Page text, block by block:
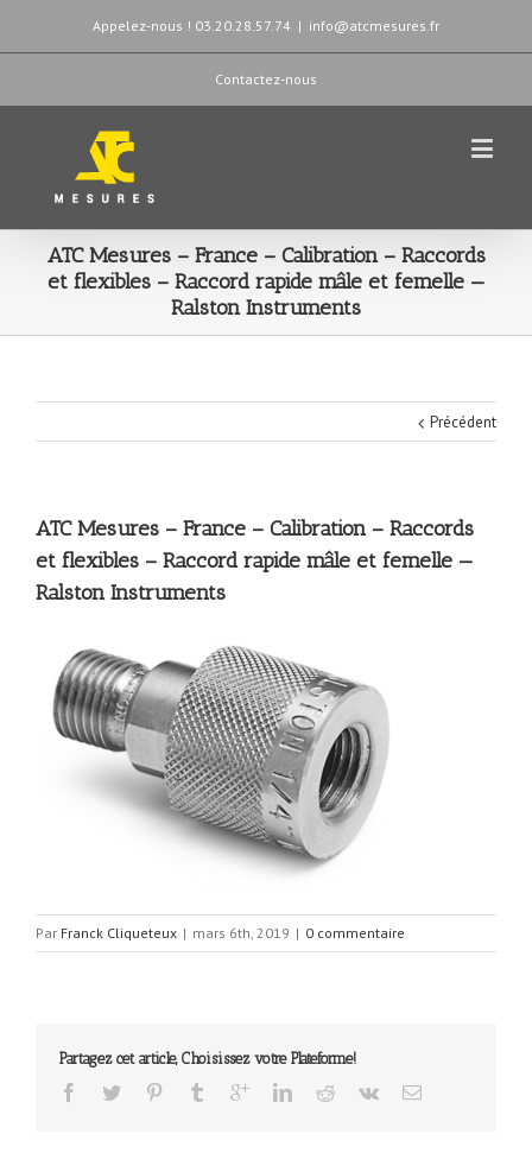
Appelez-nous ! 03.20.28.57.74 | info@atcmesures.fr
Contactez-nous
ATC Mesures – France – Calibration – Raccords
et flexibles – Raccord rapide mâle et femelle —
Ralston Instruments
Précédent
ATC Mesures – France – Calibration – Raccords
et flexibles – Raccord rapide mâle et femelle —
Ralston Instruments
Par Franck Cliqueteux | mars 6th, 2019 | 0 commentaire
Partagez cet article, Choisissez votre Plateforme!